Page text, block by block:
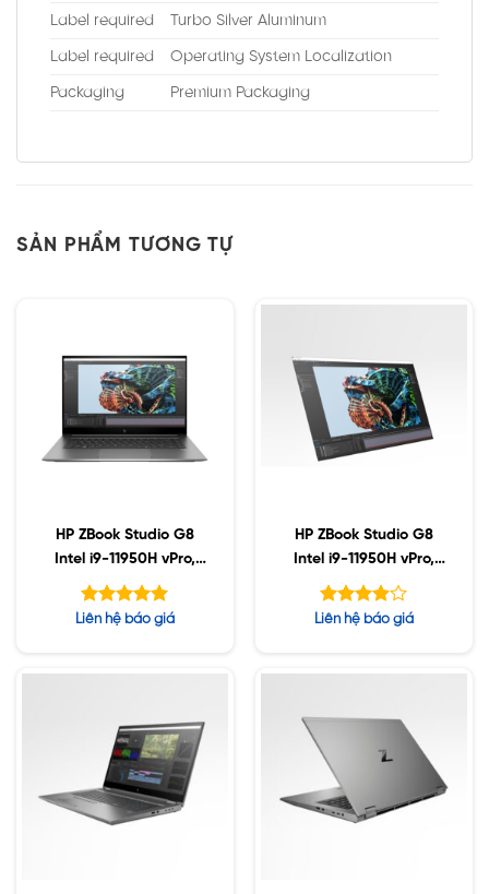
Label required Turbo Silver Aluminum
Label required Operating System Localization
Packaging Premium Packaging
SẢN PHẨM TƯƠNG TỰ
HP ZBook Studio G8
Intel i9-11950H vPro,
16GB, Nvidia T1200
4GB, SSD 1TB, 15.6″ 4K
UHD, Win10
Được xếp
Liên hệ báo giá
HP ZBook Studio G8
Intel i9-11950H vPro,
32GB, Nvidia A2000
4GB, 1TB SSD, 15.6″ 4K
UHD, Win10
Được
sao
Liên hệ báo giá